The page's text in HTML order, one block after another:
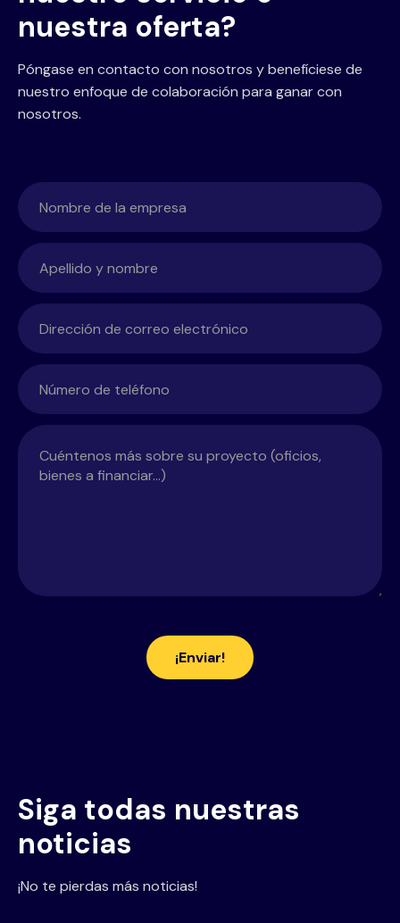
nuestra oferta?
Póngase en contacto con nosotros y benefíciese de
nuestro enfoque de colaboración para ganar con
nosotros.
Siga todas nuestras
noticias
¡No te pierdas más noticias!